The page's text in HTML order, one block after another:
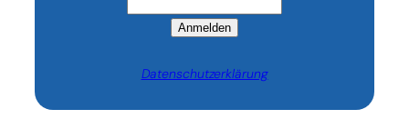
Anmelden
Datenschutzerklärung